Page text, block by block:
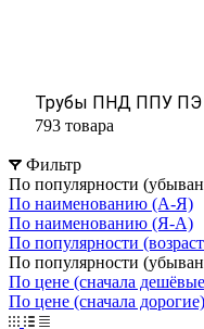
Трубы ПНД ППУ ПЭ
793 товара
Фильтр
По популярности
По наименованию (А-Я)
По наименованию (Я-А)
По популярности
По популярности
По цене (сначала
По цене (сначала дорогие)